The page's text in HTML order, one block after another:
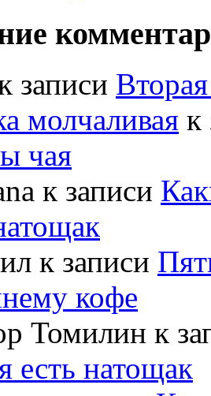
записи
молчаливая к
чая
к записи
к записи
кофе
Томилин к
есть натощак